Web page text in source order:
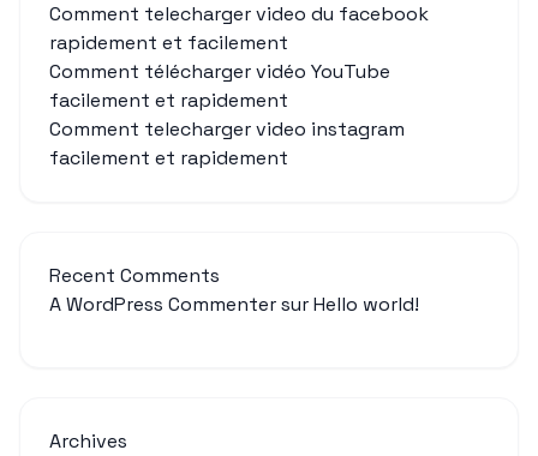
Comment telecharger video du facebook
rapidement et facilement
Comment télécharger vidéo YouTube
facilement et rapidement
Comment telecharger video instagram
facilement et rapidement
Recent Comments
A WordPress CommentersurHello world!
Archives